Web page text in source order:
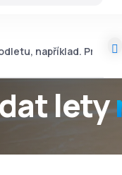
lety